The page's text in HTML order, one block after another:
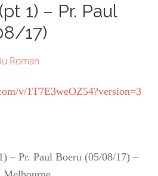
1) – Pr. Paul
17)
Roman
v/1T7E3weOZ54?version=3
– Pr. Paul Boeru (05/08/17) –